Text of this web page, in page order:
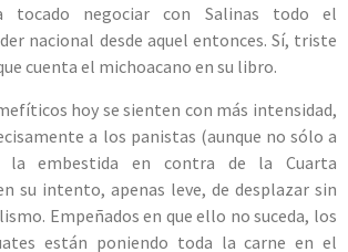
tocado negociar con Salinas todo el
nacional desde aquel entonces. Sí, triste
cuenta el michoacano en su libro.
hoy se sienten con más intensidad,
a los panistas (aunque no sólo a
la embestida en contra de la Cuarta
su intento, apenas leve, de desplazar sin
Empeñados en que ello no suceda, los
están poniendo toda la carne en el